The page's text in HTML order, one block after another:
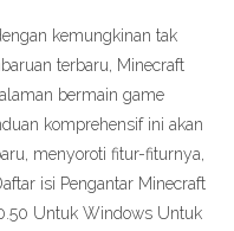
kemungkinan tak
terbaru, Minecraft
bermain game
komprehensif ini akan
menyoroti fitur-fiturnya,
isi Pengantar Minecraft
Untuk Windows Untuk